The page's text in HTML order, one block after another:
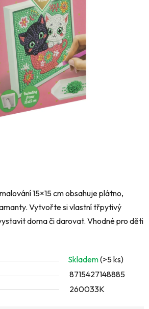
15×15 cm obsahuje plátno,
Vytvořte si vlastní třpytivý
doma či darovat. Vhodné pro děti
Skladem(>5 ks)
8715427148885
260033K